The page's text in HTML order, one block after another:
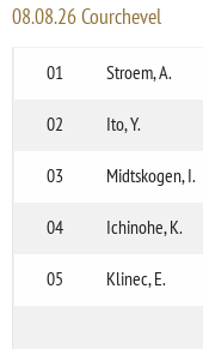
08.08.26 Courchevel
01
Stroem, A.
02 Ito, Y.
03 Midtskogen, I.
04 Ichinohe, K.
05 Klinec, E.